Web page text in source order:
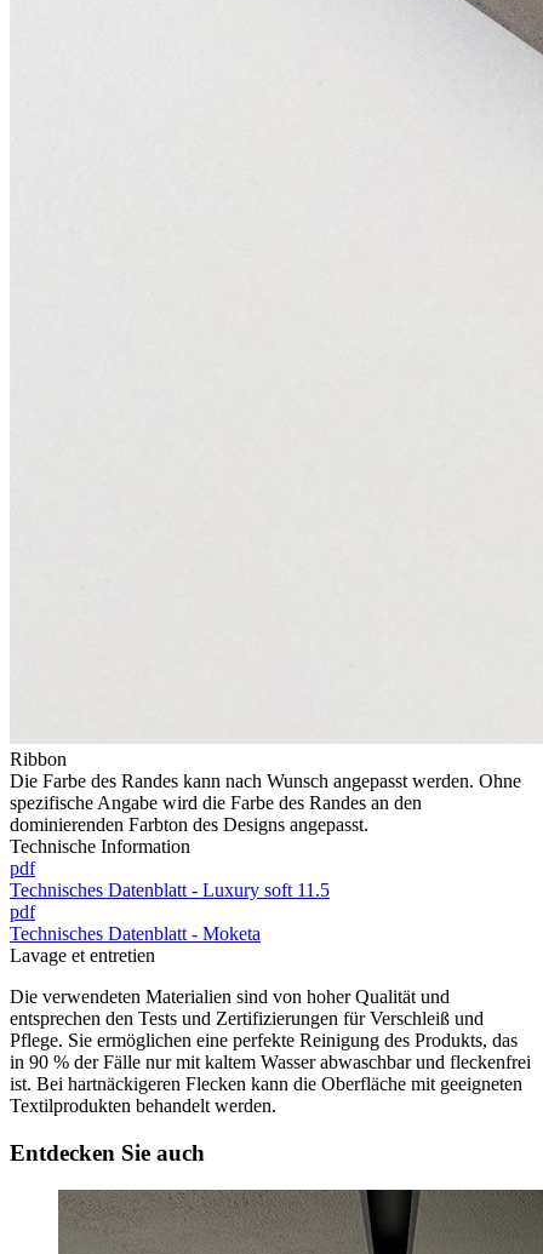
Ribbon
Die Farbe des Randes kann nach Wunsch angepasst werden. Ohne
spezifische Angabe wird die Farbe des Randes an den
dominierenden Farbton des Designs angepasst.
Technische Information
pdf
Technisches Datenblatt - Luxury soft 11.5
pdf
Technisches Datenblatt - Moketa
Lavage et entretien
Die verwendeten Materialien sind von hoher Qualität und
entsprechen den Tests und Zertifizierungen für Verschleiß und
Pflege. Sie ermöglichen eine perfekte Reinigung des Produkts, das
in 90 % der Fälle nur mit kaltem Wasser abwaschbar und fleckenfrei
ist. Bei hartnäckigeren Flecken kann die Oberfläche mit geeigneten
Textilprodukten behandelt werden.
Entdecken Sie auch